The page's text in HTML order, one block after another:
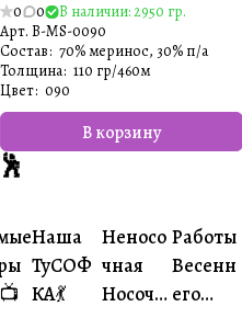
0 0
В наличии: 2950 гр.
Арт. B-MS-0090
В корзину
Состав: 70% меринос, 30% п/а
Толщина: 110 гр/460м
Цвет: 090
#Совместники
Наша
ТуСОФ
КА💃
#Ваше
творчество
Неносо
чная
Носочк
Работы
Весенн
его